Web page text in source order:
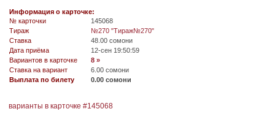
Информация о карточке:
№ карточки
145068
Tираж
№270 "Тираж№270"
Ставка
48.00 сомони
Дата приёма
12-сен 19:50:59
Вариантов в карточке
8 »
Ставка на вариант
6.00 сомони
Выплата по билету
0.00 сомони
варианты в карточке #145068